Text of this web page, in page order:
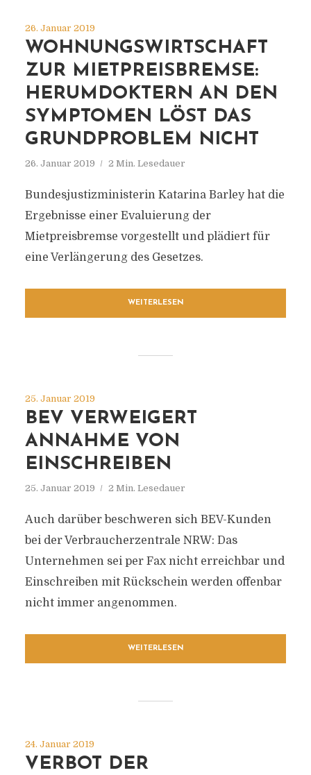
26. Januar 2019
WOHNUNGSWIRTSCHAFT
ZUR MIETPREISBREMSE:
HERUMDOKTERN AN DEN
SYMPTOMEN LÖST DAS
GRUNDPROBLEM NICHT
26. Januar 2019 2 Min. Lesedauer
Bundesjustizministerin Katarina Barley hat die
Ergebnisse einer Evaluierung der
Mietpreisbremse vorgestellt und plädiert für
eine Verlängerung des Gesetzes.
WEITERLESEN
25. Januar 2019
BEV VERWEIGERT
ANNAHME VON
EINSCHREIBEN
25. Januar 2019 2 Min. Lesedauer
Auch darüber beschweren sich BEV-Kunden
bei der Verbraucherzentrale NRW: Das
Unternehmen sei per Fax nicht erreichbar und
Einschreiben mit Rückschein werden offenbar
nicht immer angenommen.
WEITERLESEN
24. Januar 2019
VERBOT DER